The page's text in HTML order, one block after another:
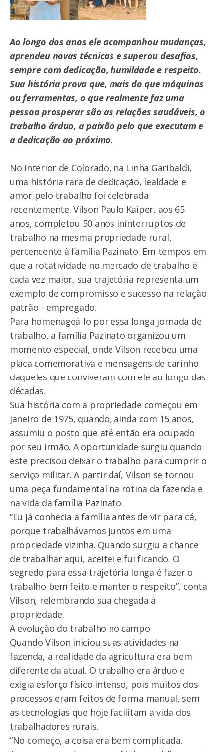
Ao longo dos anos ele acompanhou mudanças,
aprendeu novas técnicas e superou desafios,
sempre com dedicação, humildade e respeito.
Sua história prova que, mais do que máquinas
ou ferramentas, o que realmente faz uma
pessoa prosperar são as relações saudáveis, o
trabalho árduo, a paixão pelo que executam e
a dedicação ao próximo.
No interior de Colorado, na Linha Garibaldi,
uma história rara de dedicação, lealdade e
amor pelo trabalho foi celebrada
recentemente. Vilson Paulo Kaiper, aos 65
anos, completou 50 anos ininterruptos de
trabalho na mesma propriedade rural,
pertencente à família Pazinato. Em tempos em
que a rotatividade no mercado de trabalho é
cada vez maior, sua trajetória representa um
exemplo de compromisso e sucesso na relação
patrão - empregado.
Para homenageá-lo por essa longa jornada de
trabalho, a família Pazinato organizou um
momento especial, onde Vilson recebeu uma
placa comemorativa e mensagens de carinho
daqueles que conviveram com ele ao longo das
décadas.
Sua história com a propriedade começou em
janeiro de 1975, quando, ainda com 15 anos,
assumiu o posto que até então era ocupado
por seu irmão. A oportunidade surgiu quando
este precisou deixar o trabalho para cumprir o
serviço militar. A partir daí, Vilson se tornou
uma peça fundamental na rotina da fazenda e
na vida da família Pazinato.
“Eu já conhecia a família antes de vir para cá,
porque trabalhávamos juntos em uma
propriedade vizinha. Quando surgiu a chance
de trabalhar aqui, aceitei e fui ficando. O
segredo para essa trajetória longa é fazer o
trabalho bem feito e manter o respeito”, conta
Vilson, relembrando sua chegada à
propriedade.
A evolução do trabalho no campo
Quando Vilson iniciou suas atividades na
fazenda, a realidade da agricultura era bem
diferente da atual. O trabalho era árduo e
exigia esforço físico intenso, pois muitos dos
processos eram feitos de forma manual, sem
as tecnologias que hoje facilitam a vida dos
trabalhadores rurais.
“No começo, a coisa era bem complicada.